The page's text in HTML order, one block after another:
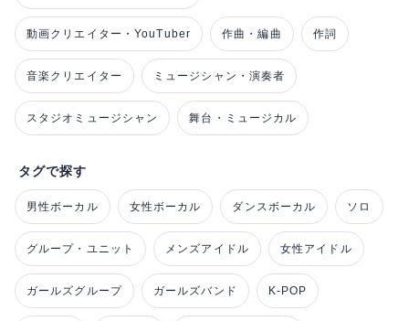
動画クリエイター・YouTuber 作曲・編曲 作詞
音楽クリエイター ミュージシャン・演奏者
スタジオミュージシャン 舞台・ミュージカル
タグで探す
男性ボーカル 女性ボーカル ダンスボーカル ソロ
グループ・ユニット メンズアイドル 女性アイドル
ガールズグループ ガールズバンド K-POP